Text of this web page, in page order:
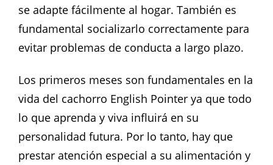
se adapte fácilmente al hogar. También es
fundamental socializarlo correctamente para
evitar problemas de conducta a largo plazo.
Los primeros meses son fundamentales en la
vida del cachorro English Pointer ya que todo
lo que aprenda y viva influirá en su
personalidad futura. Por lo tanto, hay que
prestar atención especial a su alimentación y